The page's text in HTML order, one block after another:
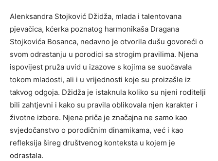
Alenksandra Stojković Džidža, mlada i talentovana
pjevačica, kćerka poznatog harmonikaša Dragana
Stojkovića Bosanca, nedavno je otvorila dušu govoreći o
svom odrastanju u porodici sa strogim pravilima. Njena
ispovijest pruža uvid u izazove s kojima se suočavala
tokom mladosti, ali i u vrijednosti koje su proizašle iz
takvog odgoja. Džidža je istaknula koliko su njeni roditelji
bili zahtjevni i kako su pravila oblikovala njen karakter i
životne izbore. Njena priča je značajna ne samo kao
svjedočanstvo o porodičnim dinamikama, već i kao
refleksija šireg društvenog konteksta u kojem je
odrastala.